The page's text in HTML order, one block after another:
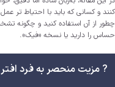
کنند و کسانی که باید با احتیاط تر
چطور از آن استفاده کنید و چگونه
حساس را دارید یا نسخه «فیک».
? مزیت منحصر به فرد